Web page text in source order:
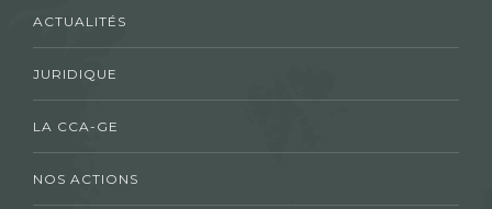
ACTUALITÉS
JURIDIQUE
LA CCA-GE
NOS ACTIONS